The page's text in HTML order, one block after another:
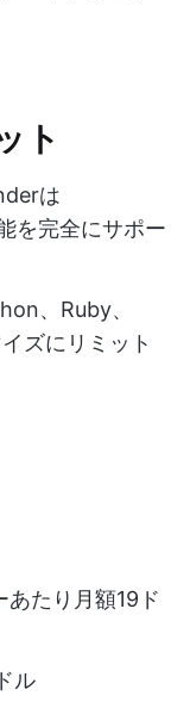
ト
は
を完全にサポー
、Ruby、
ズにリミット
あたり月額19ド
ル